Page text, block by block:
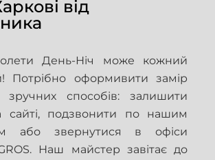
від
День-Ніч може кожний
Потрібно оформивити замір
способів: залишити
сайті, подзвонити по нашим
або звернутися в офіси
Наш майстер завітає до